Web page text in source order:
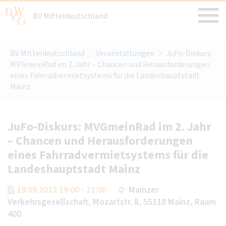
BV Mitteldeutschland
BV Mitteldeutschland Veranstaltungen
JuFo-Diskurs:
MVGmeinRad im 2. Jahr – Chancen und Herausforderungen
eines Fahrradvermietsystems für die Landeshauptstadt
Mainz
JuFo-Diskurs: MVGmeinRad im 2. Jahr
– Chancen und Herausforderungen
eines Fahrradvermietsystems für die
Landeshauptstadt Mainz
19.09.2013 19:00 - 21:00
Mainzer
Verkehrsgesellschaft, Mozartstr. 8, 55118 Mainz, Raum
400